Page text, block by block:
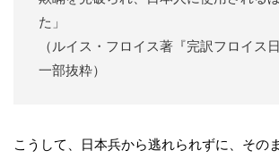
た」
（ルイス・フロイス著『完訳フロイス
一部抜粋）
こうして、日本兵から逃れられずに、その